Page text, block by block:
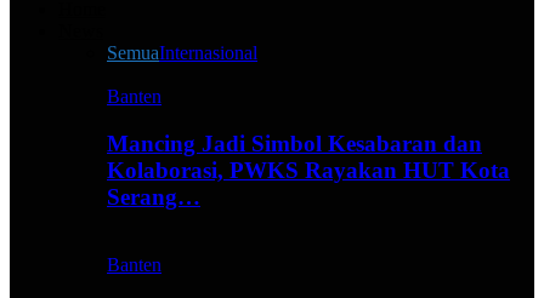
SemuaInternasional
Banten
Mancing Jadi Simbol Kesabaran dan
Kolaborasi, PWKS Rayakan HUT Kota
Serang…
Banten